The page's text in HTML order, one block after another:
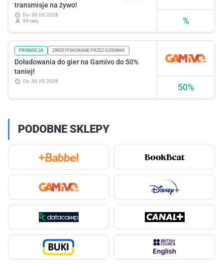
%
transmisje na żywo!
do 30.09.2026
99 razy
50%
PROMOCJA ZWERYFIKOWANE PRZEZ DZIENNIK
Doładowania do gier na Gamivo do 50%
taniej!
do 30.09.2026
PODOBNE SKLEPY